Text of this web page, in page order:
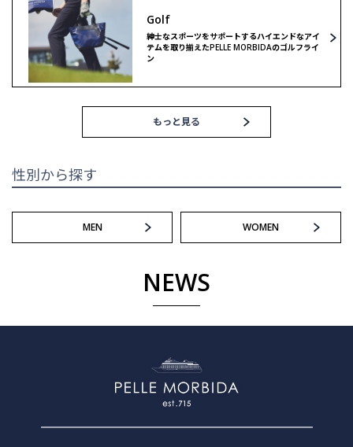
ゴルフ
Golf
紳士なスポーツをサポートするハイエンドなアイ
テムを取り揃えたPELLE MORBIDAのゴルフライ
ン
もっと見る
性別から探す
MEN WOMEN
NEWS